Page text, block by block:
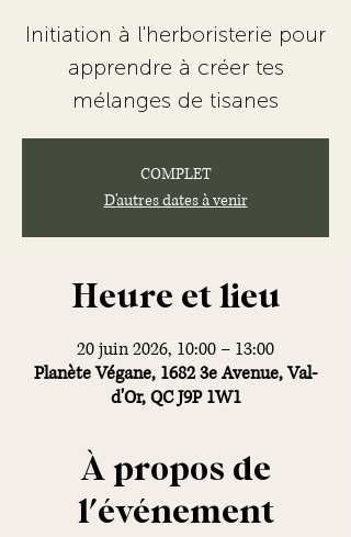
Initiation à l'herboristerie pour
apprendre à créer tes
mélanges de tisanes
COMPLET
D'autres dates à venir
Heure et lieu
20 juin 2026, 10:00 – 13:00
Planète Végane, 1682 3e Avenue, Val-
d'Or, QC J9P 1W1
À propos de
l'événement